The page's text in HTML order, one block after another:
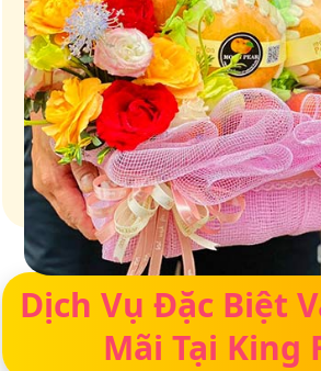
Giữ trọn vị ngọt của thiên
Dịch Vụ Đặc Biệt
Mãi Tại King